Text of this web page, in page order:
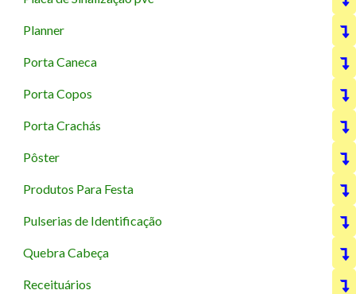
Planner
Porta Caneca
Porta Copos
Porta Crachás
Pôster
Produtos Para Festa
Pulserias de Identificação
Quebra Cabeça
Receituários